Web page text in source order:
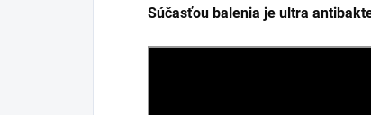
Súčasťou balenia je ultra